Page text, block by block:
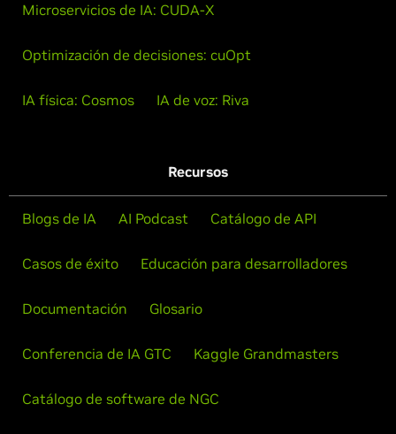
Microservicios de IA: CUDA-X
Optimización de decisiones: cuOpt
IA física: Cosmos IA de voz: Riva
Recursos
Blogs de IA AI Podcast Catálogo de API
Casos de éxito Educación para desarrolladores
Documentación Glosario
Conferencia de IA GTC Kaggle Grandmasters
Catálogo de software de NGC